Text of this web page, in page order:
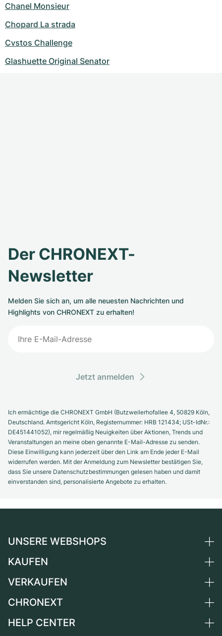
Chanel Monsieur
Chopard La strada
Cvstos Challenge
Glashuette Original Senator
Der CHRONEXT-
Newsletter
Melden Sie sich an, um alle neuesten Nachrichten und
Highlights von CHRONEXT zu erhalten!
Jetzt anmelden
Ich ermächtige die CHRONEXT GmbH (Butzweilerhofallee 4, 50829 Köln,
Deutschland. Amtsgericht Köln, Registernummer: HRB 121434; USt-IdNr.:
DE451441052), mir regelmäßig Neuigkeiten über Aktionen, Trends und
Veranstaltungen an meine oben genannte E-Mail-Adresse zu senden.
Diese Einwilligung kann jederzeit über den Link am Ende jeder E-Mail
widerrufen werden. Mit der Anmeldung zum Newsletter bestätigen Sie,
dass Sie unsere Datenschutzbestimmungen gelesen haben und damit
einverstanden sind, personalisierte Angebote zu erhalten.
UNSERE WEBSHOPS
Deutschland
Schweiz
Frankreich
KAUFEN
Alle Luxusuhren
Independent Brands
VERKAUFEN
Uhr verkaufen
CHRONEXT
Über uns
HELP CENTER